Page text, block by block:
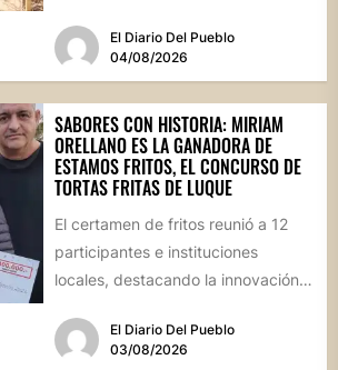
El Diario Del Pueblo
04/08/2026
SABORES CON HISTORIA: MIRIAM
ORELLANO ES LA GANADORA DE
ESTAMOS FRITOS, EL CONCURSO DE
TORTAS FRITAS DE LUQUE
El certamen de fritos reunió a 12
participantes e instituciones
locales, destacando la innovación
El Diario Del Pueblo
03/08/2026